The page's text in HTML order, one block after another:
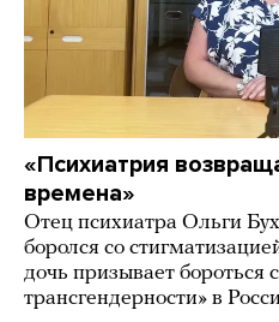
«Психиатрия
времена»
Отец психиатра Ольги
боролся со
дочь призывает бороться
трансгендерности» в